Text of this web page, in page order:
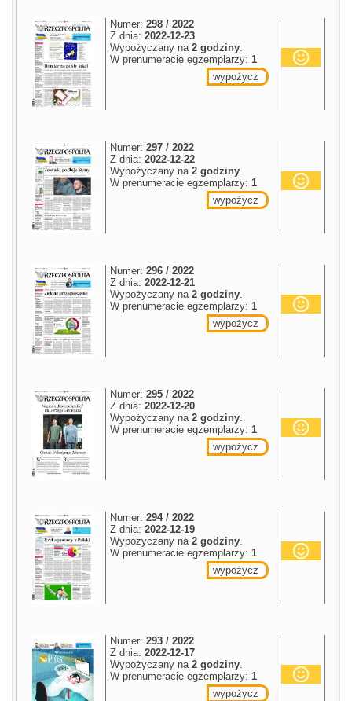
Numer:298 / 2022
Z dnia:2022-12-23
Wypożyczany na2 godziny.
W prenumeracie egzemplarzy:1
wypożycz
Numer:297 / 2022
Z dnia:2022-12-22
Wypożyczany na2 godziny.
W prenumeracie egzemplarzy:1
wypożycz
Numer:296 / 2022
Z dnia:2022-12-21
Wypożyczany na2 godziny.
W prenumeracie egzemplarzy:1
wypożycz
Numer:295 / 2022
Z dnia:2022-12-20
Wypożyczany na2 godziny.
W prenumeracie egzemplarzy:1
wypożycz
Numer:294 / 2022
Z dnia:2022-12-19
Wypożyczany na2 godziny.
W prenumeracie egzemplarzy:1
wypożycz
Numer:293 / 2022
Z dnia:2022-12-17
Wypożyczany na2 godziny.
W prenumeracie egzemplarzy:1
wypożycz